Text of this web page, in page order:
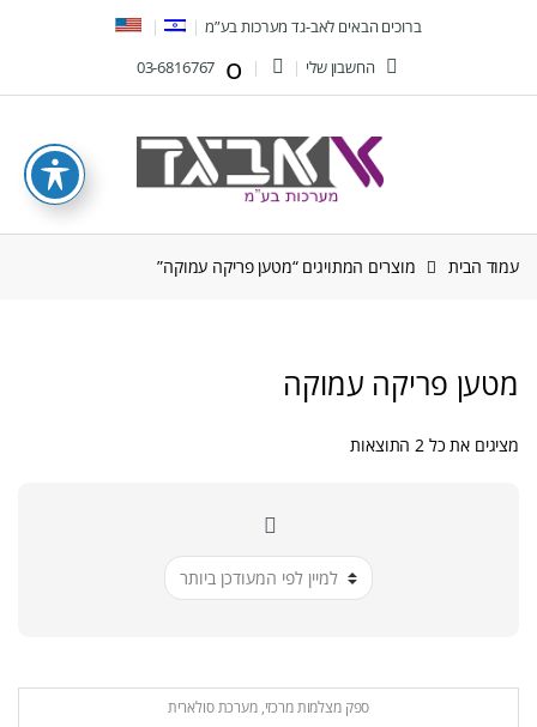
ברוכים הבאים לאב-גד מערכות בע”מ
החשבון שלי
עמוד הבית מוצרים המתויגים “מטען פריקה עמוקה”
מטען פריקה עמוקה
מציגים את כל ⁦2⁩ התוצאות
ממוין
ביותר
ספק מצלמות מרכזי, מערכת סולארית